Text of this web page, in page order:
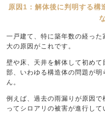
原因1：解体後に判明する構
一戸建て、特に築年数の経っ
大の原因がこれです。
壁や床、天井を解体して初め
部、いわゆる構造体の問題が
ん。
例えば、過去の雨漏りが原因で
ってシロアリの被害が進行して